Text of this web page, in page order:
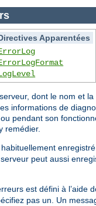
Apparentées
dont le nom et
informations de
pendant son
remédier.
peut aussi
est défini à l’aide
pas un. Un